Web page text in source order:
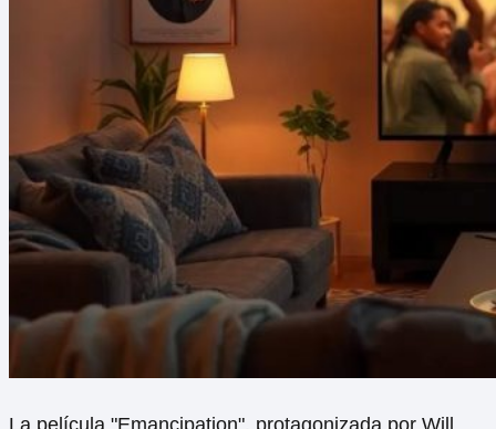
La película "Emancipation", protagonizada por Will